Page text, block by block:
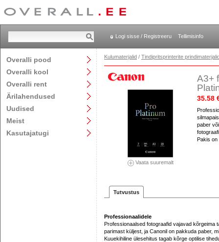
Logi sisse / Registreeru Tellimisinfo
Overalli pood
Overalli kool
Overalli rent
Ärilahendused
Uudised
Meist
Kasutajatugi
Kulumaterjalid / Tindipritsprinterite
Vaata suuremalt
A3+
35.58
paber
Pakis on
Tutvustus
Professionaalidele
Professionaalsed fotograafid vajavad kõrgeima
parimast küljest, ja Canonil on pakkuda paber,
Kuuekihiline ülesehitus tagab kõrge optilise